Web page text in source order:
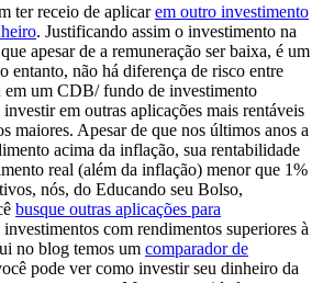
ter receio de aplicarem outro investimento
. Justificando assim o investimento na
apesar de a remuneração ser baixa, é um
entanto, não há diferença de risco entre
em um CDB/ fundo de investimento
em outras aplicações mais rentáveis
maiores. Apesar de que nos últimos anos a
acima da inflação, sua rentabilidade
real (além da inflação) menor que 1%
nós, do Educando seu Bolso,
busque outras aplicações para
com rendimentos superiores à
no blog temos um comparador de
pode ver como investir seu dinheiro da